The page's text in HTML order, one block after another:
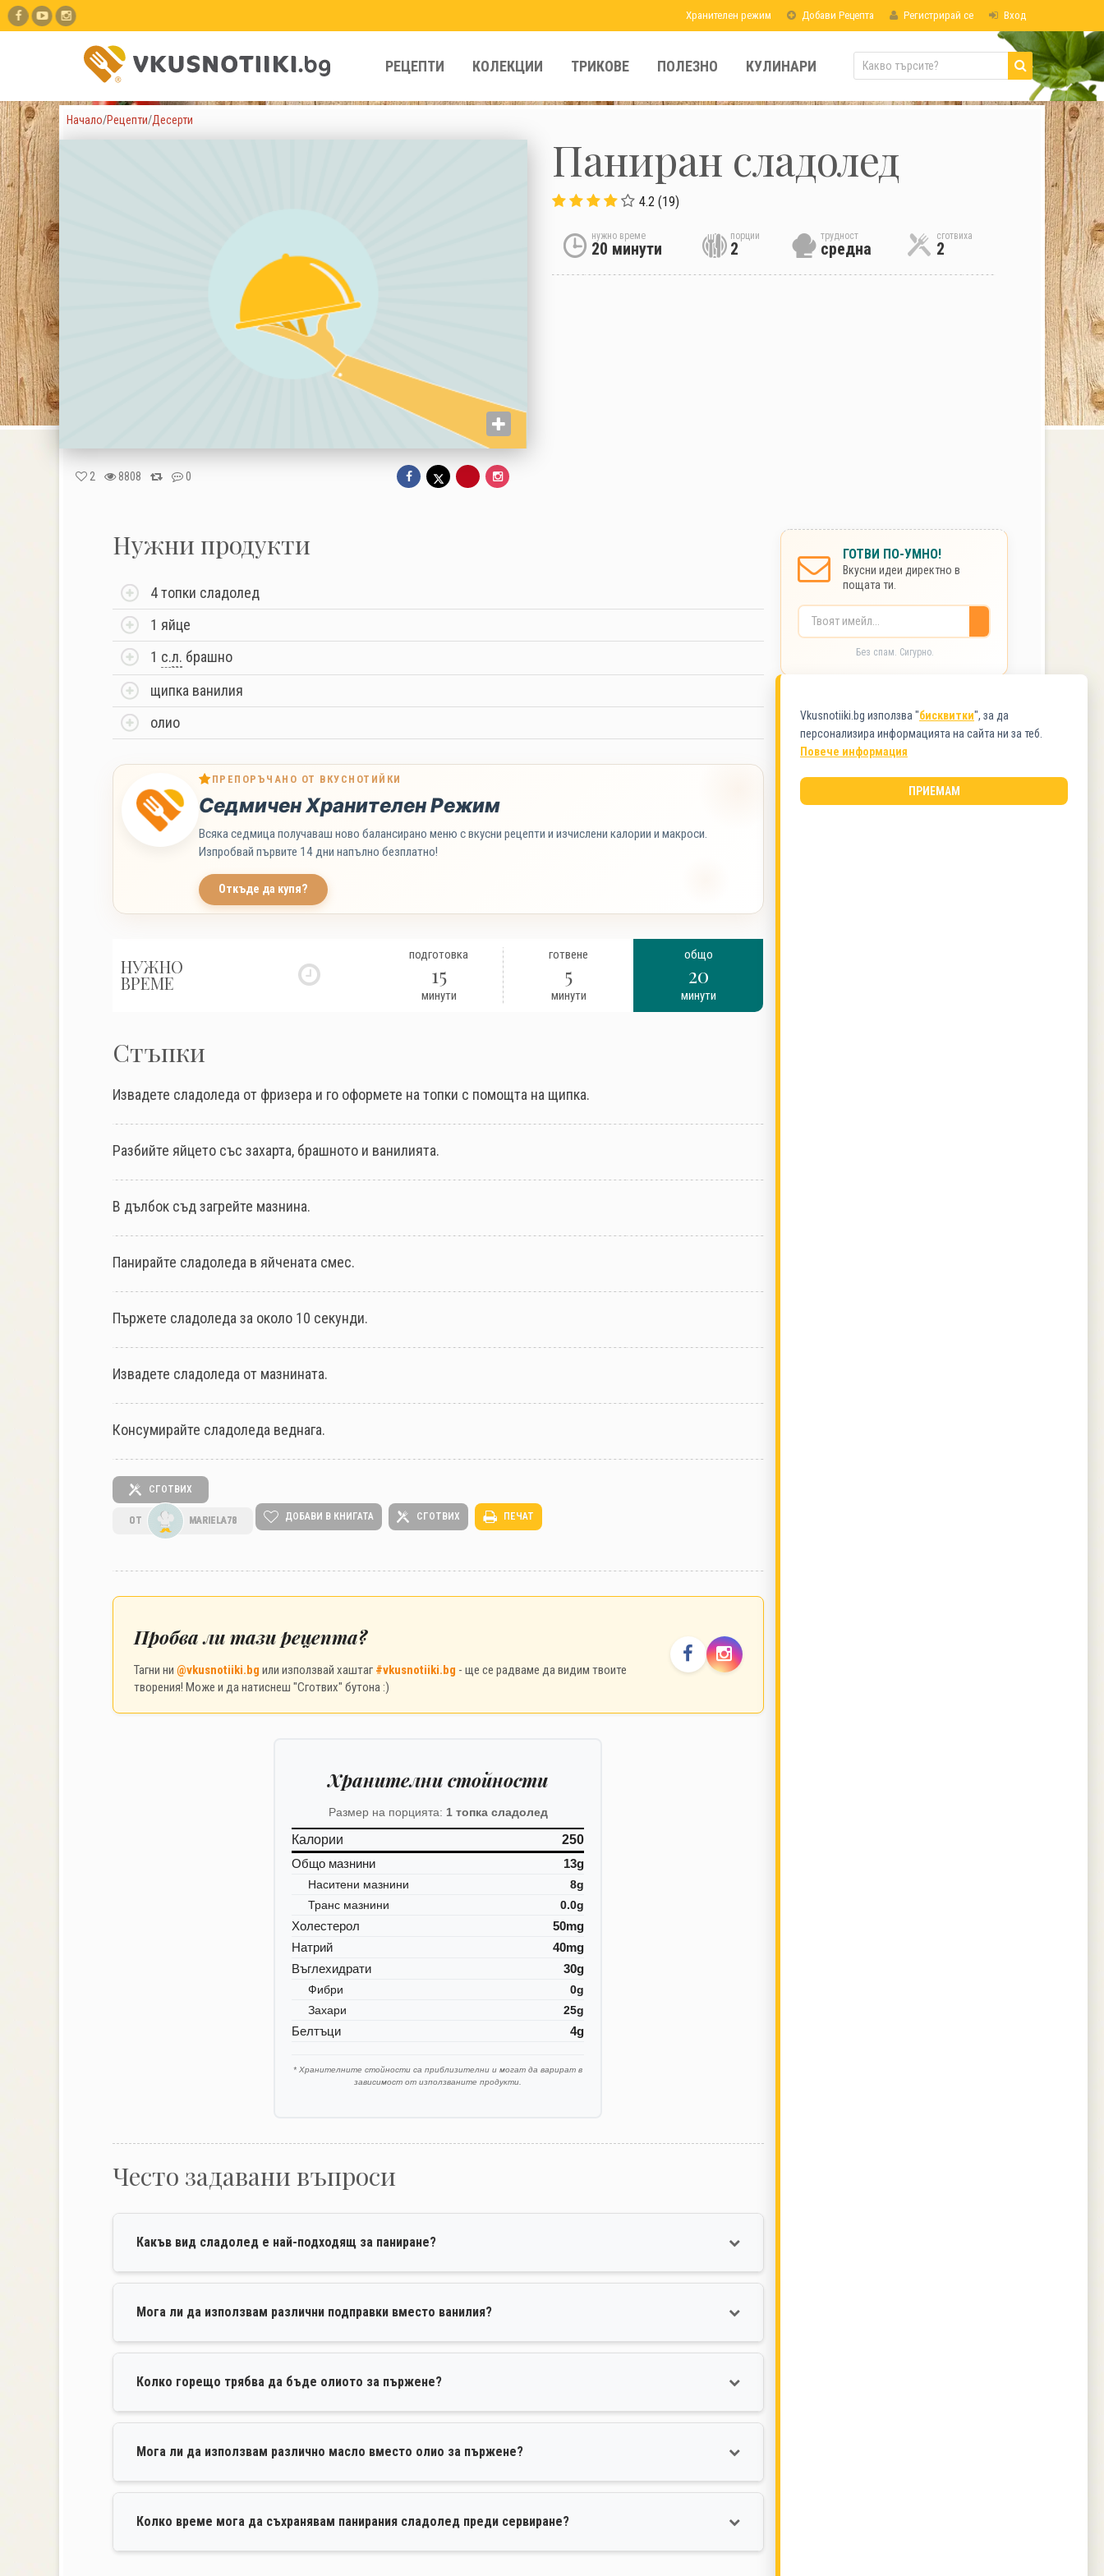
Хранителен режим Добави Рецепта Регистрирай се Вход
РЕЦЕПТИ КОЛЕКЦИИ ТРИКОВЕ ПОЛЕЗНО КУЛИНАРИ
Начало/Рецепти/Десерти
2 8808 0
Паниран сладолед
4.2 (19)
нужно време
20 минути
порции
2
трудност
средна
сготвиха
2
Нужни продукти
4 топки сладолед
1 яйце
1 с.л. брашно
щипка ванилия
олио
ПРЕПОРЪЧАНО ОТ ВКУСНОТИЙКИ
Седмичен Хранителен Режим
Всяка седмица получаваш ново балансирано меню с вкусни рецепти и изчислени калории и макроси.
Изпробвай първите 14 дни напълно безплатно!
Откъде да купя?
НУЖНО
ВРЕМЕ
подготовка
15
минути
готвене
5
минути
общо
20
минути
Стъпки
Извадете сладоледа от фризера и го оформете на топки с помощта на щипка.
Разбийте яйцето със захарта, брашното и ванилията.
В дълбок съд загрейте мазнина.
Панирайте сладоледа в яйчената смес.
Пържете сладоледа за около 10 секунди.
Извадете сладоледа от мазнината.
Консумирайте сладоледа веднага.
СГОТВИХ
ОТ MARIELA78 ДОБАВИ В КНИГАТА СГОТВИХ ПЕЧАТ
Пробва ли тази рецепта?
Тагни ни @vkusnotiiki.bg или използвай хаштаг #vkusnotiiki.bg - ще се радваме да видим твоите
творения! Може и да натиснеш "Сготвих" бутона :)
Хранителни стойности
Размер на порцията: 1 топка сладолед
Калории
250
Общо мазнини
13g
Наситени мазнини
8g
Транс мазнини
0.0g
Холестерол
50mg
Натрий
40mg
Въглехидрати
30g
Фибри
0g
Захари
25g
Белтъци 4g
* Хранителните стойности са приблизителни и могат да варират в
зависимост от използваните продукти.
Често задавани въпроси
Какъв вид сладолед е най-подходящ за паниране?
Мога ли да използвам различни подправки вместо ванилия?
Колко горещо трябва да бъде олиото за пържене?
Мога ли да използвам различно масло вместо олио за пържене?
Колко време мога да съхранявам панирания сладолед преди сервиране?
ГОТВИ ПО-УМНО!
Вкусни идеи директно в
пощата ти.
Без спам. Сигурно.
КАТЕГОРИИ
Десерти
Vkusnotiiki.bg използва "бисквитки", за да
персонализира информацията на сайта ни за теб.
Повече информация
ПРИЕМАМ